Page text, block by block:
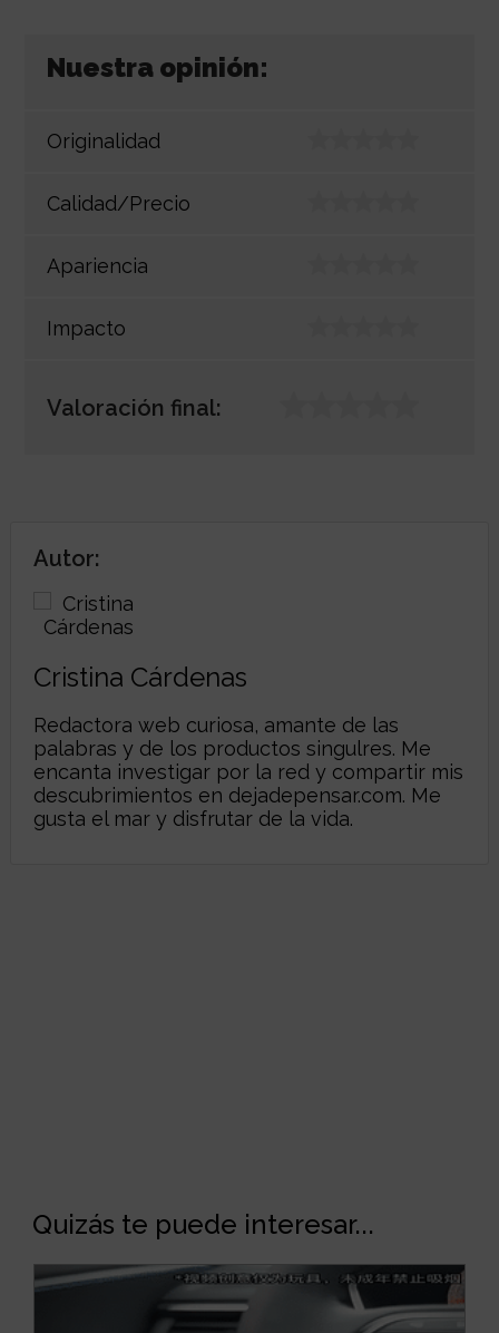
Nuestra opinión:
Originalidad
Calidad/Precio
Apariencia
Impacto
Valoración final:
Autor:
Cristina Cárdenas
Redactora web curiosa, amante de las
palabras y de los productos singulres. Me
encanta investigar por la red y compartir mis
descubrimientos en dejadepensar.com. Me
gusta el mar y disfrutar de la vida.
Quizás te puede interesar...